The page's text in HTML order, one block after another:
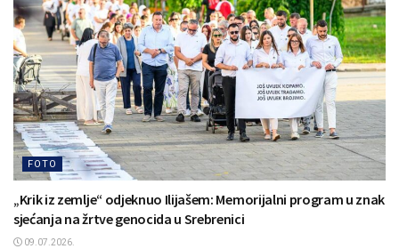
FOTO
„Krik iz zemlje“ odjeknuo Ilijašem: Memorijalni program u znak
sjećanja na žrtve genocida u Srebrenici
09.07.2026.